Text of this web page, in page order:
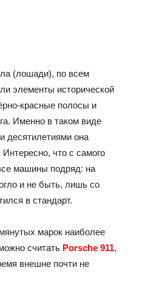
(лошади), по всем
элементы исторической
красные полосы и
Именно в таком виде
десятилетиями она
что с самого
машины подряд: на
и не быть, лишь со
в стандарт.
марок наиболее
считать Porsche 911,
внешне почти не